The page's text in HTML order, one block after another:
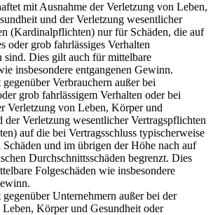
mit Ausnahme der Verletzung von Leben,
und der Verletzung wesentlicher
(Kardinalpflichten) nur für Schäden, die auf
oder grob fahrlässiges Verhalten
sind. Dies gilt auch für mittelbare
insbesondere entgangenen Gewinn.
Verbrauchern außer bei
grob fahrlässigem Verhalten oder bei
Verletzung von Leben, Körper und
der Verletzung wesentlicher Vertragspflichten
auf die bei Vertragsschluss typischerweise
Schäden und im übrigen der Höhe nach auf
Durchschnittsschäden begrenzt. Dies
Folgeschäden wie insbesondere
Unternehmern außer bei der
Körper und Gesundheit oder